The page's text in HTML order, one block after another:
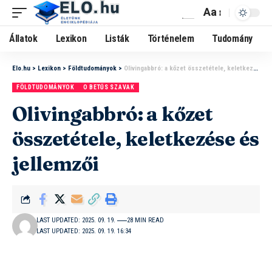
Aa
Állatok Lexikon Listák Történelem Tudomány
Elo.hu > Lexikon > Földtudományok > Olivingabbró: a kőzet összetétele, keletkezése és jellemzői
FÖLDTUDOMÁNYOK O BETŰS SZAVAK
Olivingabbró: a kőzet
összetétele, keletkezése és
jellemzői
LAST UPDATED: 2025. 09. 19. 16:34
LAST UPDATED: 2025. 09. 19. 28 MIN READ